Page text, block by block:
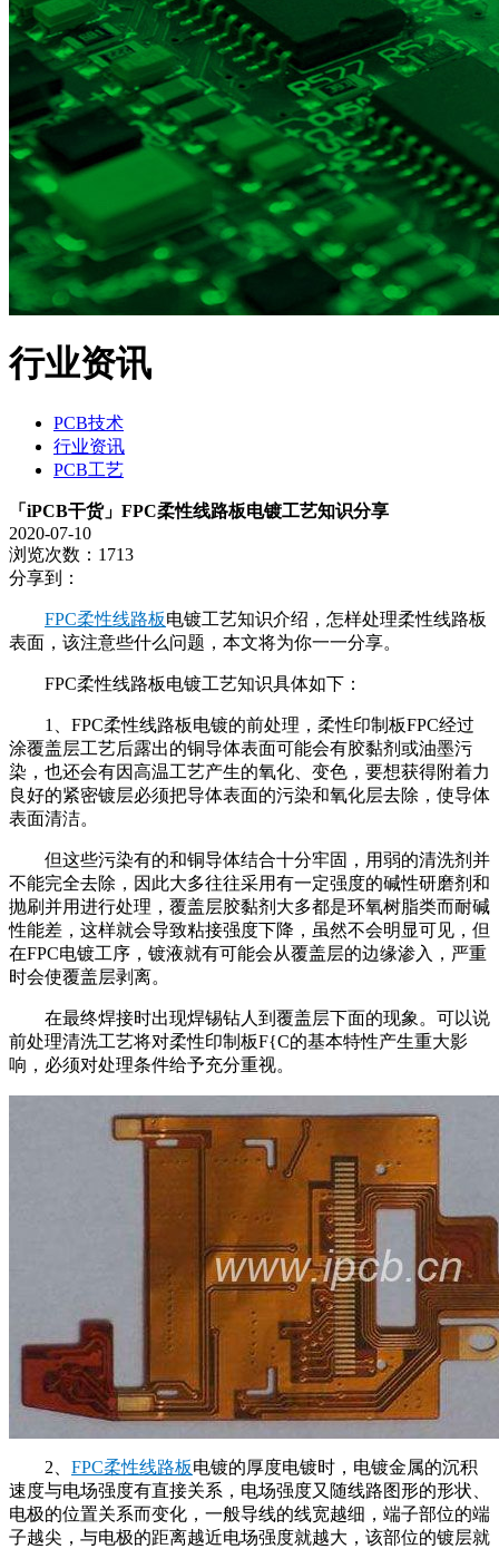
行业资讯
PCB技术
行业资讯
PCB工艺
「iPCB干货」FPC柔性线路板电镀工艺知识分享
2020-07-10
浏览次数：1713
分享到：
FPC柔性线路板电镀工艺知识介绍，怎样处理柔性线路板
表面，该注意些什么问题，本文将为你一一分享。
FPC柔性线路板电镀工艺知识具体如下：
1、FPC柔性线路板电镀的前处理，柔性印制板FPC经过
涂覆盖层工艺后露出的铜导体表面可能会有胶黏剂或油墨污
染，也还会有因高温工艺产生的氧化、变色，要想获得附着力
良好的紧密镀层必须把导体表面的污染和氧化层去除，使导体
表面清洁。
但这些污染有的和铜导体结合十分牢固，用弱的清洗剂并
不能完全去除，因此大多往往采用有一定强度的碱性研磨剂和
抛刷并用进行处理，覆盖层胶黏剂大多都是环氧树脂类而耐碱
性能差，这样就会导致粘接强度下降，虽然不会明显可见，但
在FPC电镀工序，镀液就有可能会从覆盖层的边缘渗入，严重
时会使覆盖层剥离。
在最终焊接时出现焊锡钻人到覆盖层下面的现象。可以说
前处理清洗工艺将对柔性印制板F{C的基本特性产生重大影
响，必须对处理条件给予充分重视。
2、 FPC柔性线路板电镀的厚度电镀时，电镀金属的沉积
速度与电场强度有直接关系，电场强度又随线路图形的形状、
电极的位置关系而变化，一般导线的线宽越细，端子部位的端
子越尖，与电极的距离越近电场强度就越大，该部位的镀层就